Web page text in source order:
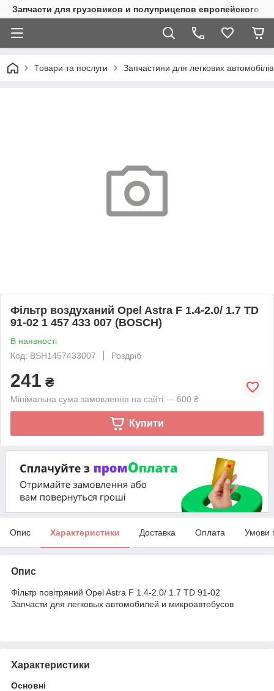
Запчасти для грузовиков и полуприцепов европейского
Товари та послуги Запчастини для легкових автомобілів
Фільтр воздуханий Opel Astra F 1.4-2.0/ 1.7 TD
91-02 1 457 433 007 (BOSCH)
В наявності
Код: BSH1457433007
Роздріб
241 ₴
Мінімальна сума замовлення на сайті — 600 ₴
Купити
Опис Характеристики Доставка Оплата Умови
Опис
Фільтр повітряний Opel Astra F 1.4-2.0/ 1.7 TD 91-02
Запчасти для легковых автомобилей и микроавтобусов
Характеристики
Основні